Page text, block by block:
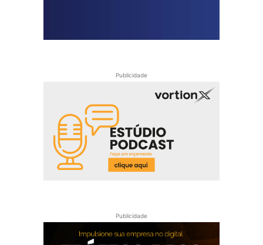
Publicidade
Publicidade